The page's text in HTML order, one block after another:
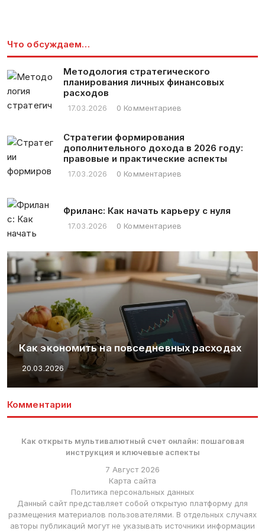
Что обсуждаем…
Методология стратегического
планирования личных финансовых
расходов
17.03.2026 0 Комментариев
Стратегии формирования
дополнительного дохода в 2026 году:
правовые и практические аспекты
17.03.2026 0 Комментариев
Фриланс: Как начать карьеру с нуля
17.03.2026 0 Комментариев
Как экономить на повседневных расходах
20.03.2026
Комментарии
Как открыть мультивалютный счет онлайн: пошаговая
инструкция и ключевые аспекты
7 Август 2026
Карта сайта
Политика персональных данных
Данный сайт представляет собой открытую платформу для
размещения материалов пользователями. В отдельных случаях
авторы публикаций могут не указывать источники информации